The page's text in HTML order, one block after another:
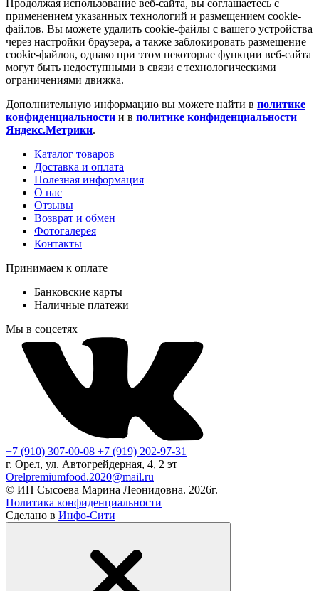
Продолжая использование веб-сайта, вы соглашаетесь с
применением указанных технологий и размещением cookie-
файлов. Вы можете удалить cookie-файлы с вашего устройства
через настройки браузера, а также заблокировать размещение
cookie-файлов, однако при этом некоторые функции веб-сайта
могут быть недоступными в связи с технологическими
ограничениями движка.
Дополнительную информацию вы можете найти в политике
конфиденциальности и в политике конфиденциальности
Яндекс.Метрики.
Каталог товаров
Доставка и оплата
Полезная информация
О нас
Отзывы
Возврат и обмен
Фотогалерея
Контакты
Принимаем к оплате
Банковские карты
Наличные платежи
Мы в соцсетях
+7 (910) 307-00-08 +7 (919) 202-97-31
г. Орел, ул. Автогрейдерная, 4, 2 эт
Orelpremiumfood.2020@mail.ru
© ИП Сысоева Марина Леонидовна. 2026г.
Политика конфиденциальности
Сделано в Инфо-Сити